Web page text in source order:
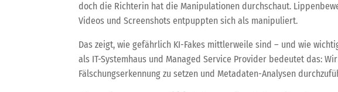
doch die Richterin hat die Manipulationen durchschaut.
Videos und Screenshots entpuppten sich als manipuliert.
Das zeigt, wie gefährlich KI-Fakes mittlerweile sind – und wie
als IT-Systemhaus und Managed Service Provider bedeutet das:
Fälschungserkennung zu setzen und Metadaten-Analysen